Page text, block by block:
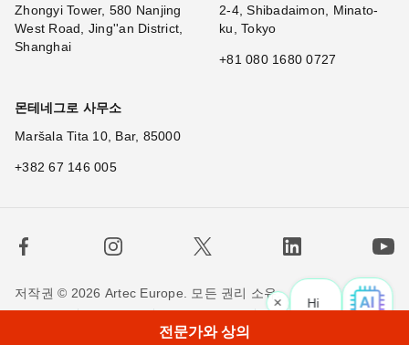
Hi! W
×
Zhongyi Tower, 580 Nanjing
West Road, Jing''an District,
Shanghai
2-4, Shibadaimon, Minato-
ku, Tokyo
+81 080 1680 0727
몬테네그로 사무소
Maršala Tita 10, Bar, 85000
+382 67 146 005
저작권 © 2026 Artec Europe. 모든 권리 소유.
전문가와 상의